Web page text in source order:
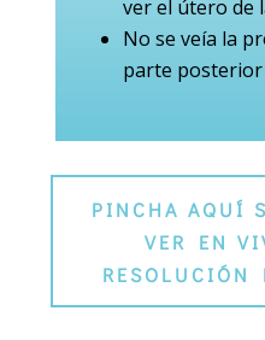
ver el útero de
No se veía la
parte posterior
PINCHA AQUÍ
VER EN
RESOLUCIÓN